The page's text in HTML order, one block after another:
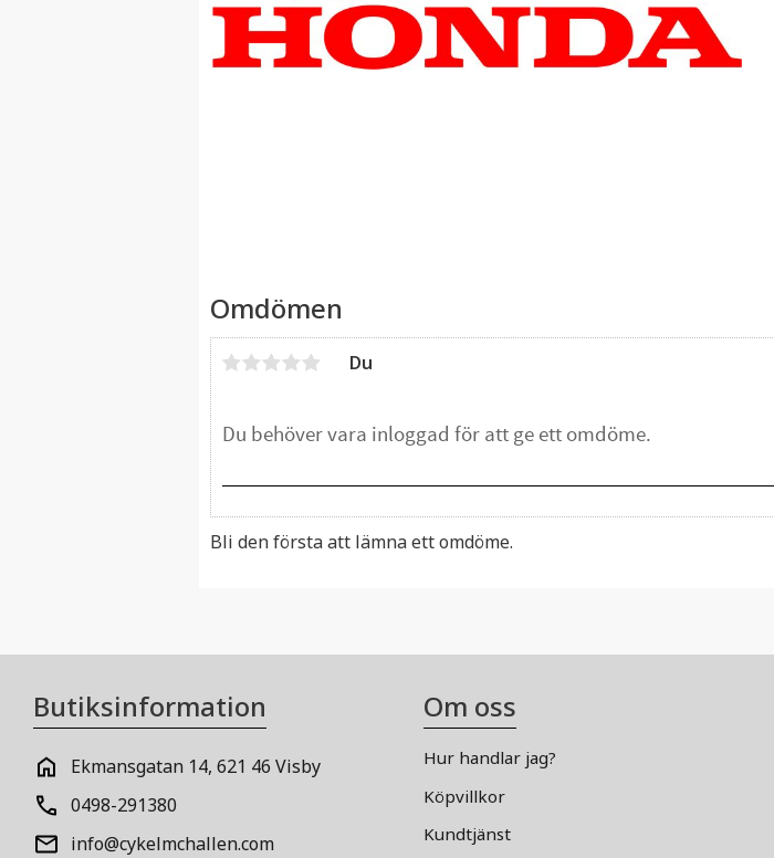
Omdömen
Du
Bli den första att lämna ett omdöme.
Butiksinformation
Ekmansgatan 14, 621 46 Visby
0498-291380
info@cykelmchallen.com
Om oss
Hur handlar jag?
Köpvillkor
Kundtjänst